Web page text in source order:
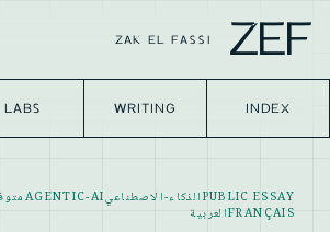
ZEF
ZAK EL FASSI
INDEX
WRITING
LABS
PUBLIC ESSAYالذكاء-الاصطناعيAGENTIC-AIمتوفر
FRANÇAISالعربية